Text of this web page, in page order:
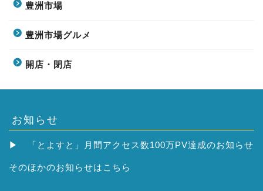
豊洲市場
豊洲市場グルメ
開店・閉店
お知らせ
▶ 「とよすと」月間アクセス数100万PV達成のお知らせ
そのほかのお知らせはこちら